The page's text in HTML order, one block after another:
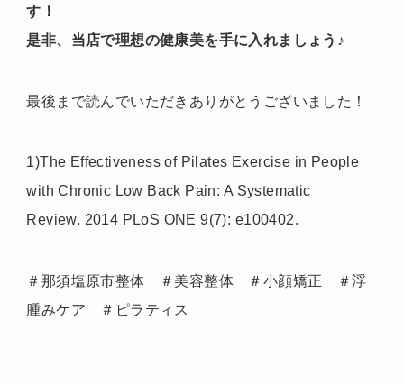
す！
是非、当店で理想の健康美を手に入れましょう♪
最後まで読んでいただきありがとうございました！
1)The Effectiveness of Pilates Exercise in People
with Chronic Low Back Pain: A Systematic
Review. 2014 PLoS ONE 9(7): e100402.
＃那須塩原市整体 ＃美容整体 ＃小顔矯正 ＃浮
腫みケア ＃ピラティス